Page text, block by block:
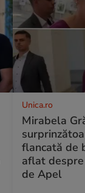
Unica.ro
Mirabela
flancată de
aflat
de Apel